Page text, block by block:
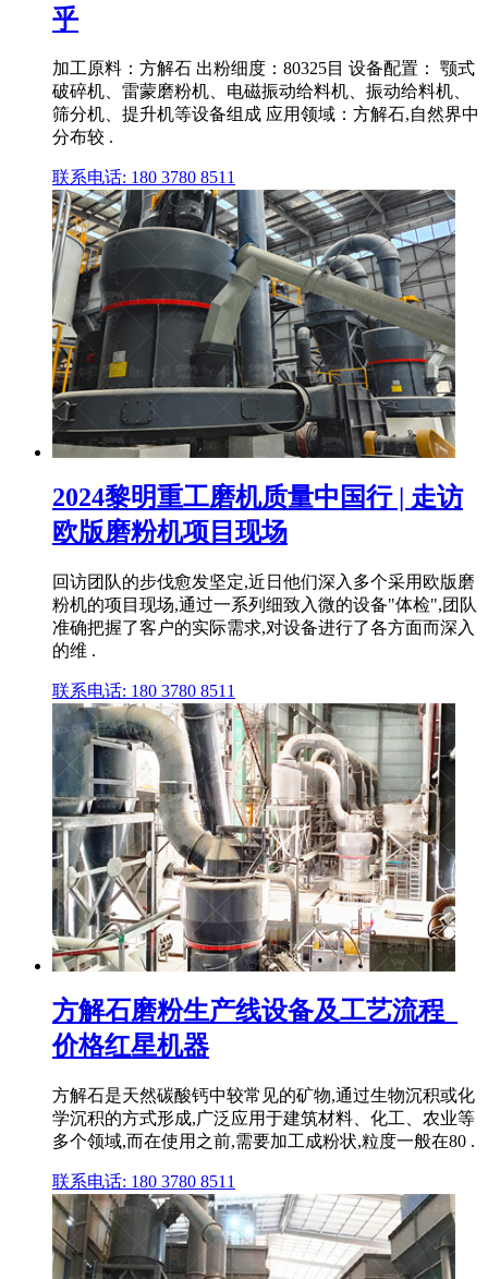
乎
加工原料：方解石 出粉细度：80325目 设备配置： 颚式
破碎机、雷蒙磨粉机、电磁振动给料机、振动给料机、
筛分机、提升机等设备组成 应用领域：方解石,自然界中
分布较 .
联系电话: 180 3780 8511
2024黎明重工磨机质量中国行 | 走访
欧版磨粉机项目现场
回访团队的步伐愈发坚定,近日他们深入多个采用欧版磨
粉机的项目现场,通过一系列细致入微的设备"体检",团队
准确把握了客户的实际需求,对设备进行了各方面而深入
的维 .
联系电话: 180 3780 8511
方解石磨粉生产线设备及工艺流程_
价格红星机器
方解石是天然碳酸钙中较常见的矿物,通过生物沉积或化
学沉积的方式形成,广泛应用于建筑材料、化工、农业等
多个领域,而在使用之前,需要加工成粉状,粒度一般在80 .
联系电话: 180 3780 8511